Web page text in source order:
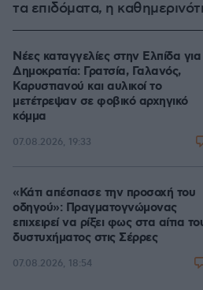
τα επιδόματα, η
Νέες καταγγελίες στην Ελπίδα για
Δημοκρατία: Γρατσία, Γαλανός,
Καρυστιανού και αυλικοί το
μετέτρεψαν σε φοβικό αρχηγικό
κόμμα
07.08.2026, 19:33
«Κάτι απέσπασε την προσοχή του
οδηγού»: Πραγματογνώμονας
επιχειρεί να ρίξει φως στα αίτια
δυστυχήματος στις Σέρρες
07.08.2026, 18:54